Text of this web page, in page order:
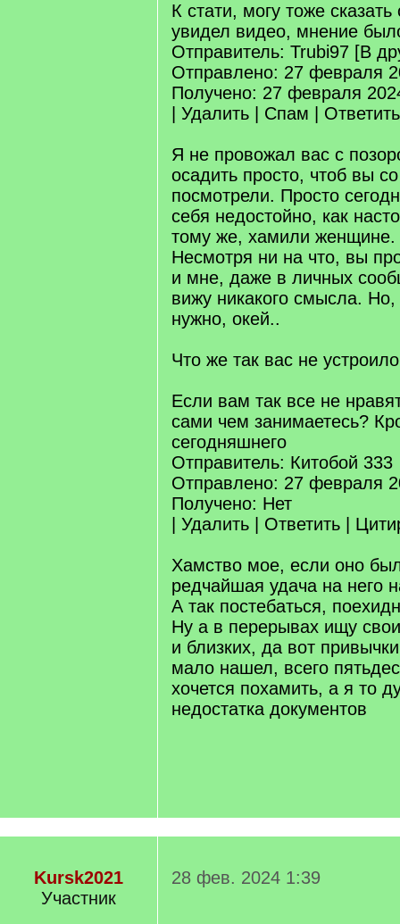
К стати, могу тоже
увидел видео, мнение
Отправитель: Trubi97 [В
Отправлено: 27 февраля
Получено: 27 февраля
| Удалить | Спам |
Я не провожал вас с
осадить просто, чтоб вы
посмотрели. Просто
себя недостойно, как
тому же, хамили женщине.
Несмотря ни на что, вы
и мне, даже в личных
вижу никакого смысла.
нужно, окей..
Что же так вас не
Если вам так все не
сами чем занимаетесь?
сегодняшнего
Отправитель: Китобой 333
Отправлено: 27 февраля
Получено: Нет
| Удалить | Ответить |
Хамство мое, если оно
редчайшая удача на него
А так постебаться,
Ну а в перерывах ищу
и близких, да вот
мало нашел, всего
хочется похамить, а я то
недостатка документов
Kursk2021
Участник
28 фев. 2024 1:39